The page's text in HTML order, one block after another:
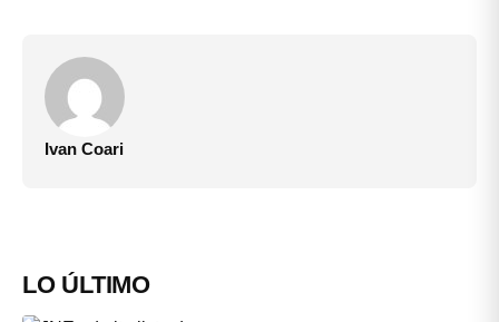
Ivan Coari
LO ÚLTIMO